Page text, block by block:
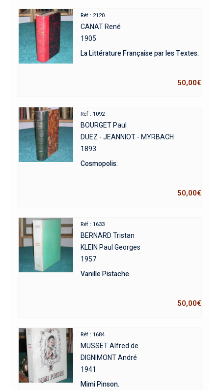
Réf : 2120
CANAT René
1905
La Littérature Française par les Textes.
50,00€
Réf : 1092
BOURGET Paul
DUEZ - JEANNIOT - MYRBACH
1893
Cosmopolis.
50,00€
Réf : 1633
BERNARD Tristan
KLEIN Paul Georges
1957
Vanille Pistache.
50,00€
Réf : 1684
MUSSET Alfred de
DIGNIMONT André
1941
Mimi Pinson.